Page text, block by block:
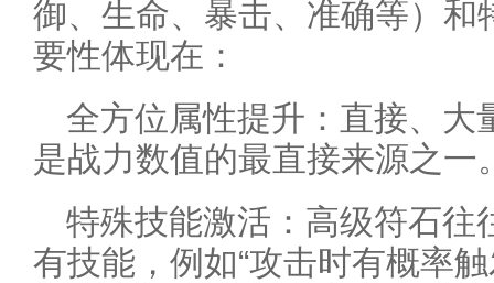
御、生命、暴击、准确等）和
要性体现在：
全方位属性提升：直接、大
是战力数值的最直接来源之一
特殊技能激活：高级符石往
有技能，例如“攻击时有概率